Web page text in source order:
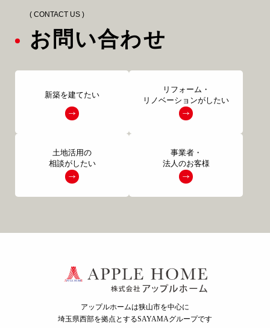
( CONTACT US )
お問い合わせ
新築を建てたい
リフォーム・
リノベーションがしたい
土地活用の
相談がしたい
事業者・
法人のお客様
04-2968-5522
注文住宅 リフォーム
スタッフ紹介
アップルホームは狭山市を中心に
埼玉県西部を拠点とするSAYAMAグループです